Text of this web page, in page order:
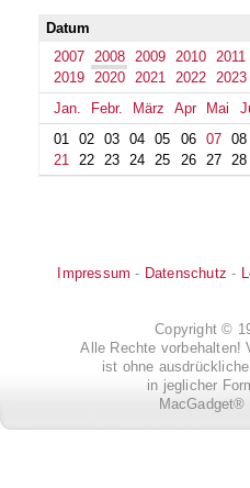
Datum
2007
2008 2009 2010
2011
2019
2020 2021 2022
2023
Jan.
Febr. März Apr Mai
01
02 03 04 05 06 07
08
21
22 23 24 25 26 27 28
Impressum - Datenschutz -
Copyright ©
Alle Rechte vorbehalten!
ist ohne
in jeglicher
MacGadget®